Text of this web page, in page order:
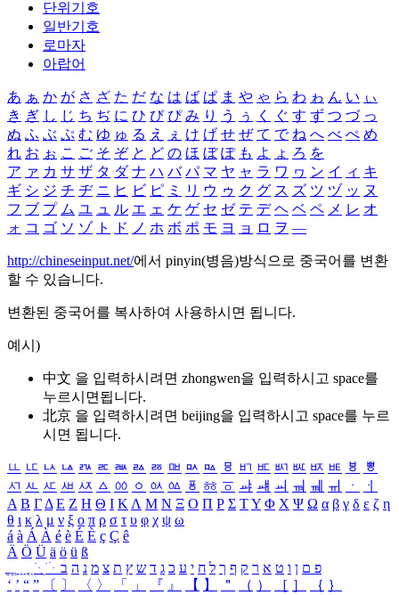
단위기호
일반기호
로마자
아랍어
あ ぁ か が さ ざ た だ な は ば ぱ ま や ゃ ら わ ゎ ん い ぃ
き ぎ し じ ち ぢ に ひ び ぴ み り う ぅ く ぐ す ず つ づ っ
ぬ ふ ぶ ぷ む ゆ ゅ る え ぇ け げ せ ぜ て で ね へ べ ぺ め
れ お ぉ こ ご そ ぞ と ど の ほ ぼ ぽ も よ ょ ろ を
ア ァ カ サ ザ タ ダ ナ ハ バ パ マ ヤ ャ ラ ワ ヮ ン イ ィ キ
ギ シ ジ チ ヂ ニ ヒ ビ ピ ミ リ ウ ゥ ク グ ス ズ ツ ヅ ッ ヌ
フ ブ プ ム ユ ュ ル エ ェ ケ ゲ セ ゼ テ デ ヘ ベ ペ メ レ オ
ォ コ ゴ ソ ゾ ト ド ノ ホ ボ ポ モ ヨ ョ ロ ヲ ―
http://chineseinput.net/에서 pinyin(병음)방식으로 중국어를 변환
할 수 있습니다.
변환된 중국어를 복사하여 사용하시면 됩니다.
예시)
中文 을 입력하시려면 zhongwen을 입력하시고 space를
누르시면됩니다.
北京 을 입력하시려면 beijing을 입력하시고 space를 누르
시면 됩니다.
ㅥ ㅦ ㅧ ㅨ ㅩ ㅪ ㅫ ㅬ ㅭ ㅮ ㅯ ㅰ ㅱ ㅲ ㅳ ㅴ ㅵ ㅶ ㅷ ㅸ
ㅹ
ㅺ ㅻ ㅼ ㅽ ㅾ ㅿ ㆀ ㆁ ㆂ ㆃ ㆄ ㆅ ㆆ ㆇ ㆈ ㆉ ㆊ ㆋ ㆌ ㆍ
ㆎ
Α Β ΓΔ Ε Ζ Η Θ Ι ΚΛ Μ Ν Ξ Ο Π Ρ Σ ΤΥ Φ Χ Ψ Ω α β γ δ ε ζ η
θ ι κ λ μ ν ξ ο π ρ σ τ υ φ χ ψ ω
á à Á À é è É È ç Ç ê
Ä Ö Ü ä ö ü ß
ִֶֹ ֻּ ׁׂ פ ם ן ו ט א ר ק ף ך ל ח י ע כ ג ד ש ץ ת צ מ נ ה ב
‘ ’ “ ” 〔 〕 〈 〉 「 」 『 』 【 】 ＂ （ ） ［ ］ ｛ ｝